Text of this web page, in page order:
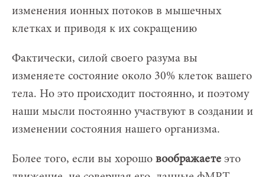
изменения ионных потоков в мышечных
клетках и приводя к их сокращению
Фактически, силой своего разума вы
изменяете состояние около 30% клеток вашего
тела. Но это происходит постоянно, и поэтому
наши мысли постоянно участвуют в создании и
изменении состояния нашего организма.
Более того, если вы хорошо воображаете это